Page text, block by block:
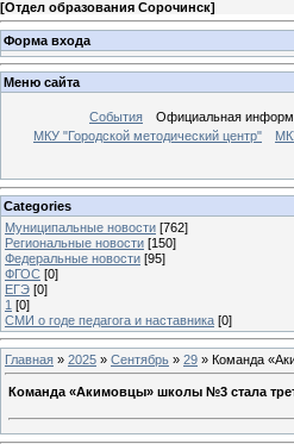
[Отдел образования Сорочинск]
Форма входа
Меню сайта
События Официальная
МКУ "Городской методический центр"
Categories
Муниципальные новости [762]
Региональные новости [150]
Федеральные новости [95]
ФГОС [0]
ЕГЭ [0]
1 [0]
СМИ о годе педагога и наставника [0]
Главная » 2025 » Сентябрь » 29 » Команда
Команда «Акимовцы» школы №3 стала